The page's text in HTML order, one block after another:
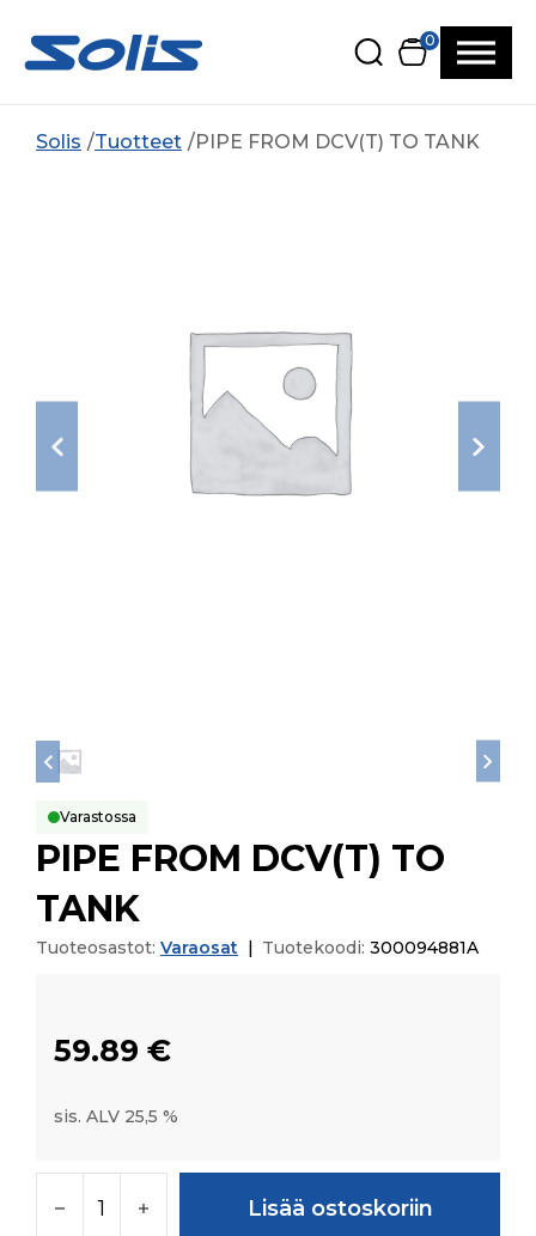
0
Solis Tuotteet PIPE FROM DCV(T) TO TANK
Varastossa
PIPE FROM DCV(T) TO
TANK
Tuoteosastot: Varaosat Tuotekoodi: 300094881A
59.89 €
sis. ALV 25,5 %
Lisää ostoskoriin